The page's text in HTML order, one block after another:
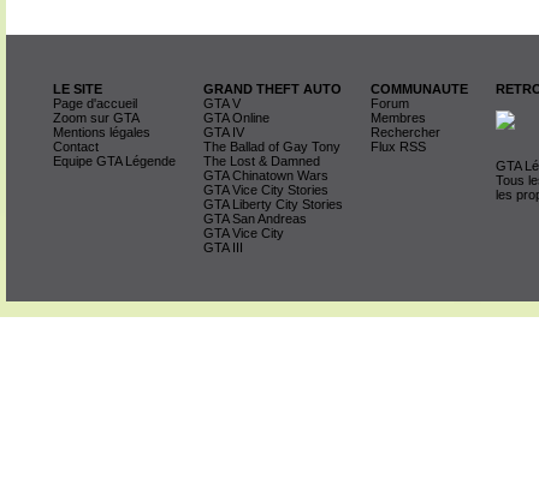
LE SITE
Page d'accueil
Zoom sur GTA
Mentions légales
Contact
Equipe GTA Légende
GRAND THEFT AUTO
GTA V
GTA Online
GTA IV
The Ballad of Gay Tony
The Lost & Damned
GTA Chinatown Wars
GTA Vice City Stories
GTA Liberty City Stories
GTA San Andreas
GTA Vice City
GTA III
COMMUNAUTE
Forum
Membres
Rechercher
Flux RSS
GTA
Tous
les